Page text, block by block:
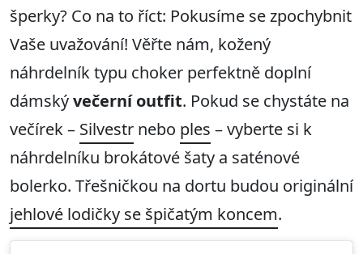
šperky? Co na to říct: Pokusíme se zpochybnit
Vaše uvažování! Věřte nám, kožený
náhrdelník typu choker perfektně doplní
dámskývečerní outfit. Pokud se chystáte na
večírek – Silvestr nebo ples – vyberte si k
náhrdelníku brokátové šaty a saténové
bolerko. Třešničkou na dortu budou originální
jehlové lodičky se špičatým koncem.